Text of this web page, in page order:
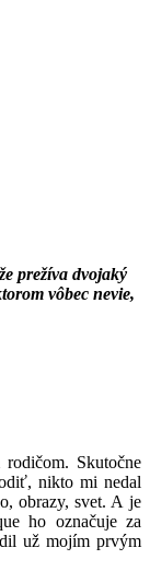
prežíva dvojaký
vôbec nevie,
Skutočne
nikto mi nedal
obrazy, svet. A je
ho označuje za
už mojím prvým